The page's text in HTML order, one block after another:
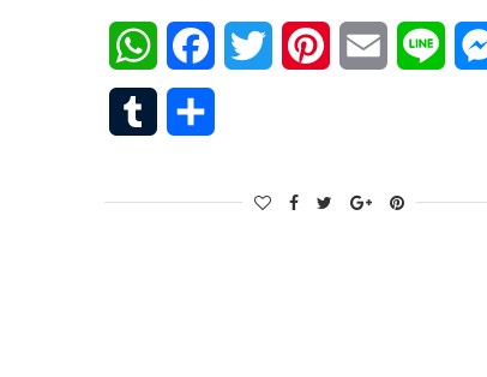
WhatsAppFacebookTwitter PinterestEmail Line
Tumblr